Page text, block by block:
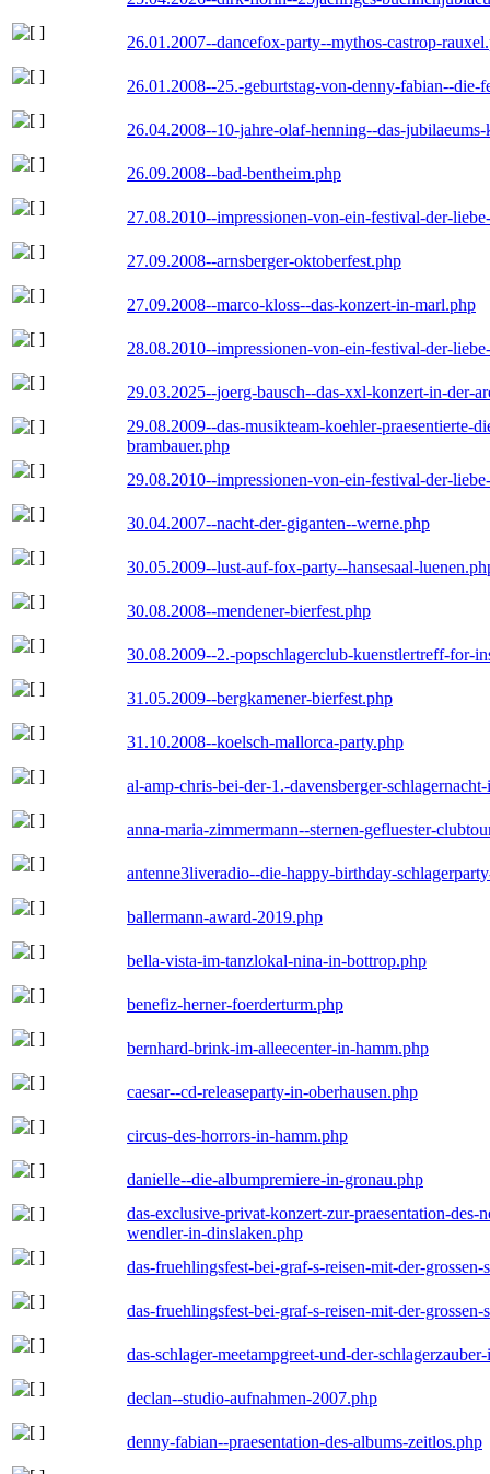
26.01.2007--dancefox-party--mythos-castrop-
26.01.2008--25.-geburtstag-von-denny-fabian--die-
26.04.2008--10-jahre-olaf-henning--das-
26.09.2008--bad-bentheim.php
27.08.2010--impressionen-von-ein-festival-der-
27.09.2008--arnsberger-oktoberfest.php
27.09.2008--marco-kloss--das-konzert-in-marl.php
28.08.2010--impressionen-von-ein-festival-der-
29.03.2025--joerg-bausch--das-xxl-konzert-in-der-
29.08.2009--das-musikteam-koehler-praesentierte-
brambauer.php
29.08.2010--impressionen-von-ein-festival-der-
30.04.2007--nacht-der-giganten--werne.php
30.05.2009--lust-auf-fox-party--hansesaal-
30.08.2008--mendener-bierfest.php
30.08.2009--2.-popschlagerclub-kuenstlertreff-for-
31.05.2009--bergkamener-bierfest.php
31.10.2008--koelsch-mallorca-party.php
al-amp-chris-bei-der-1.-davensberger-
anna-maria-zimmermann--sternen-gefluester-
antenne3liveradio--die-happy-birthday-
ballermann-award-2019.php
bella-vista-im-tanzlokal-nina-in-bottrop.php
benefiz-herner-foerderturm.php
bernhard-brink-im-alleecenter-in-hamm.php
caesar--cd-releaseparty-in-oberhausen.php
circus-des-horrors-in-hamm.php
danielle--die-albumpremiere-in-gronau.php
das-exclusive-privat-konzert-zur-praesentation-
wendler-in-dinslaken.php
das-fruehlingsfest-bei-graf-s-reisen-mit-der-
das-fruehlingsfest-bei-graf-s-reisen-mit-der-
das-schlager-meetampgreet-und-der-
declan--studio-aufnahmen-2007.php
denny-fabian--praesentation-des-albums-zeitlos.php